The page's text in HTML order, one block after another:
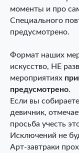
моменты и про
Специального
предусмотрено.
Формат наших
искусство, НЕ
мероприятиях
предусмотрено.
Если вы
девичник,
просьба учесть
Исключений не
Арт-завтраки